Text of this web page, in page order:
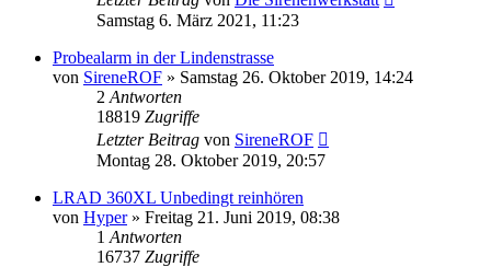
Samstag 6. März 2021, 11:23
Probealarm in der Lindenstrasse
von SireneROF » Samstag 26. Oktober 2019, 14:24
2 Antworten
18819 Zugriffe
Letzter Beitrag von SireneROF
Montag 28. Oktober 2019, 20:57
LRAD 360XL Unbedingt reinhören
von Hyper» Freitag 21. Juni 2019, 08:38
1 Antworten
16737 Zugriffe